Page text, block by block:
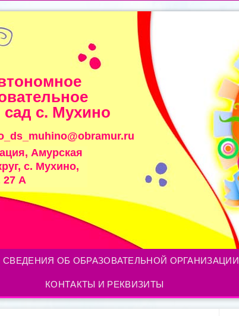
сад с. Мухино
Амурская
с. Мухино,
27 А
СВЕДЕНИЯ ОБ ОБРАЗОВАТЕЛЬНОЙ ОРГАНИЗАЦИИ
КОНТАКТЫ И РЕКВИЗИТЫ